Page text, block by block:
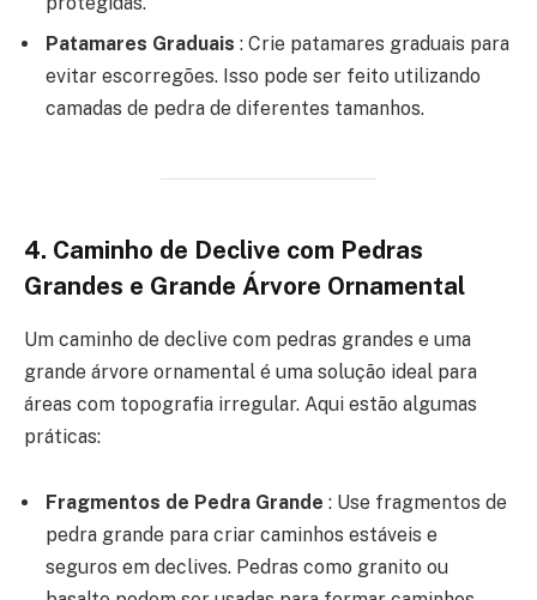
Patamares Graduais : Crie patamares graduais para
evitar escorregões. Isso pode ser feito utilizando
camadas de pedra de diferentes tamanhos.
4. Caminho de Declive com Pedras
Grandes e Grande Árvore Ornamental
Um caminho de declive com pedras grandes e uma
grande árvore ornamental é uma solução ideal para
áreas com topografia irregular. Aqui estão algumas
práticas:
Fragmentos de Pedra Grande : Use fragmentos de
pedra grande para criar caminhos estáveis e
seguros em declives. Pedras como granito ou